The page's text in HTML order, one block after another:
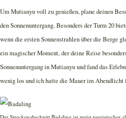
Um Mutianyu voll zu genießen, plane deinen
den Sonnenuntergang. Besonders der Turm 20
wenn die ersten Sonnenstrahlen über die Berge
ein magischer Moment, der deine Reise
Sonnenuntergang in Mutianyu und fand das
wenig los und ich hatte die Mauer im